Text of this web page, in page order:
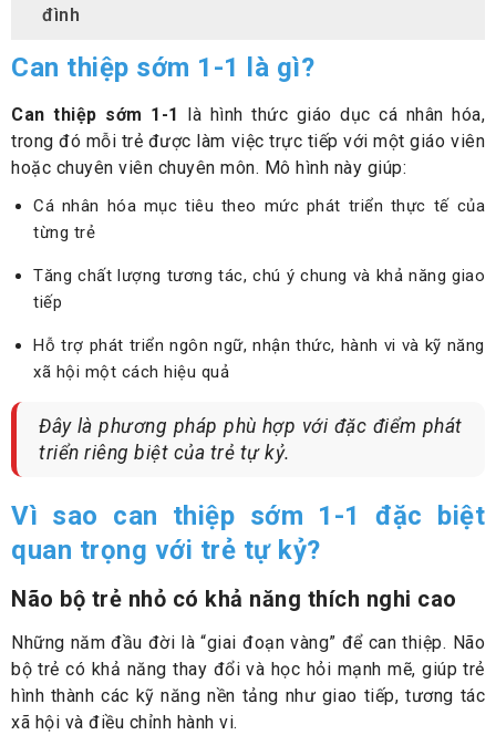
đình
Can thiệp sớm 1-1 là gì?
Can thiệp sớm 1-1 là hình thức giáo dục cá nhân hóa,
trong đó mỗi trẻ được làm việc trực tiếp với một giáo viên
hoặc chuyên viên chuyên môn. Mô hình này giúp:
Cá nhân hóa mục tiêu theo mức phát triển thực tế của
từng trẻ
Tăng chất lượng tương tác, chú ý chung và khả năng giao
tiếp
Hỗ trợ phát triển ngôn ngữ, nhận thức, hành vi và kỹ năng
xã hội một cách hiệu quả
Đây là phương pháp phù hợp với đặc điểm phát
triển riêng biệt của trẻ tự kỷ.
Vì sao can thiệp sớm 1-1 đặc biệt
quan trọng với trẻ tự kỷ?
Não bộ trẻ nhỏ có khả năng thích nghi cao
Những năm đầu đời là “giai đoạn vàng” để can thiệp. Não
bộ trẻ có khả năng thay đổi và học hỏi mạnh mẽ, giúp trẻ
hình thành các kỹ năng nền tảng như giao tiếp, tương tác
xã hội và điều chỉnh hành vi.